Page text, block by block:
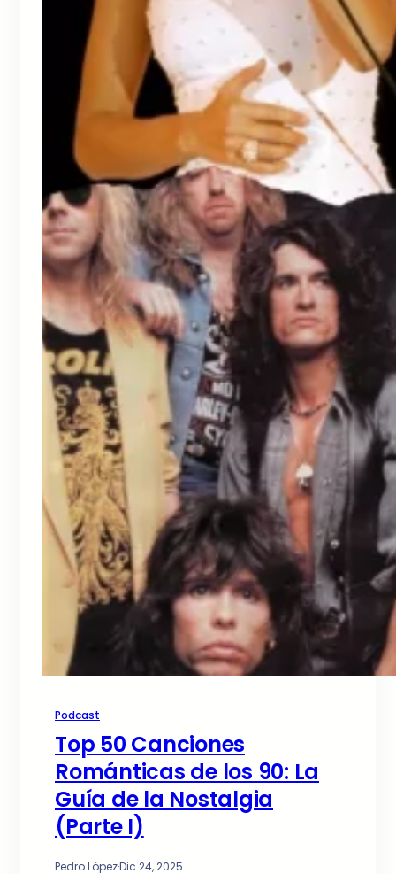
Podcast
Top 50 Canciones
Románticas de los 90: La
Guía de la Nostalgia
(Parte I)
Pedro López·Dic 24, 2025